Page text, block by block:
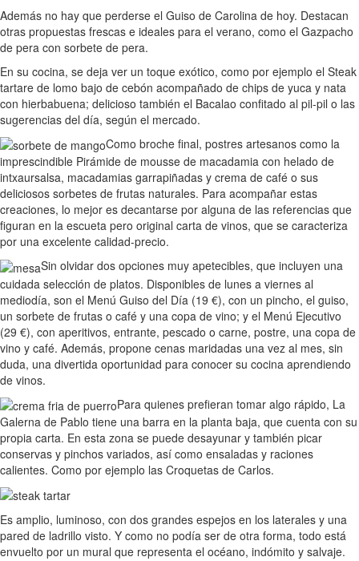
Además no hay que perderse el Guiso de Carolina de hoy. Destacan
otras propuestas frescas e ideales para el verano, como el Gazpacho
de pera con sorbete de pera.
En su cocina, se deja ver un toque exótico, como por ejemplo el Steak
tartare de lomo bajo de cebón acompañado de chips de yuca y nata
con hierbabuena; delicioso también el Bacalao confitado al pil-pil o las
sugerencias del día, según el mercado.
Como broche final, postres artesanos como la
imprescindible Pirámide de mousse de macadamia con helado de
intxaursalsa, macadamias garrapiñadas y crema de café o sus
deliciosos sorbetes de frutas naturales. Para acompañar estas
creaciones, lo mejor es decantarse por alguna de las referencias que
figuran en la escueta pero original carta de vinos, que se caracteriza
por una excelente calidad-precio.
Sin olvidar dos opciones muy apetecibles, que incluyen una
cuidada selección de platos. Disponibles de lunes a viernes al
mediodía, son el Menú Guiso del Día (19 €), con un pincho, el guiso,
un sorbete de frutas o café y una copa de vino; y el Menú Ejecutivo
(29 €), con aperitivos, entrante, pescado o carne, postre, una copa de
vino y café. Además, propone cenas maridadas una vez al mes, sin
duda, una divertida oportunidad para conocer su cocina aprendiendo
de vinos.
Para quienes prefieran tomar algo rápido, La
Galerna de Pablo tiene una barra en la planta baja, que cuenta con su
propia carta. En esta zona se puede desayunar y también picar
conservas y pinchos variados, así como ensaladas y raciones
calientes. Como por ejemplo las Croquetas de Carlos.
Es amplio, luminoso, con dos grandes espejos en los laterales y una
pared de ladrillo visto. Y como no podía ser de otra forma, todo está
envuelto por un mural que representa el océano, indómito y salvaje.